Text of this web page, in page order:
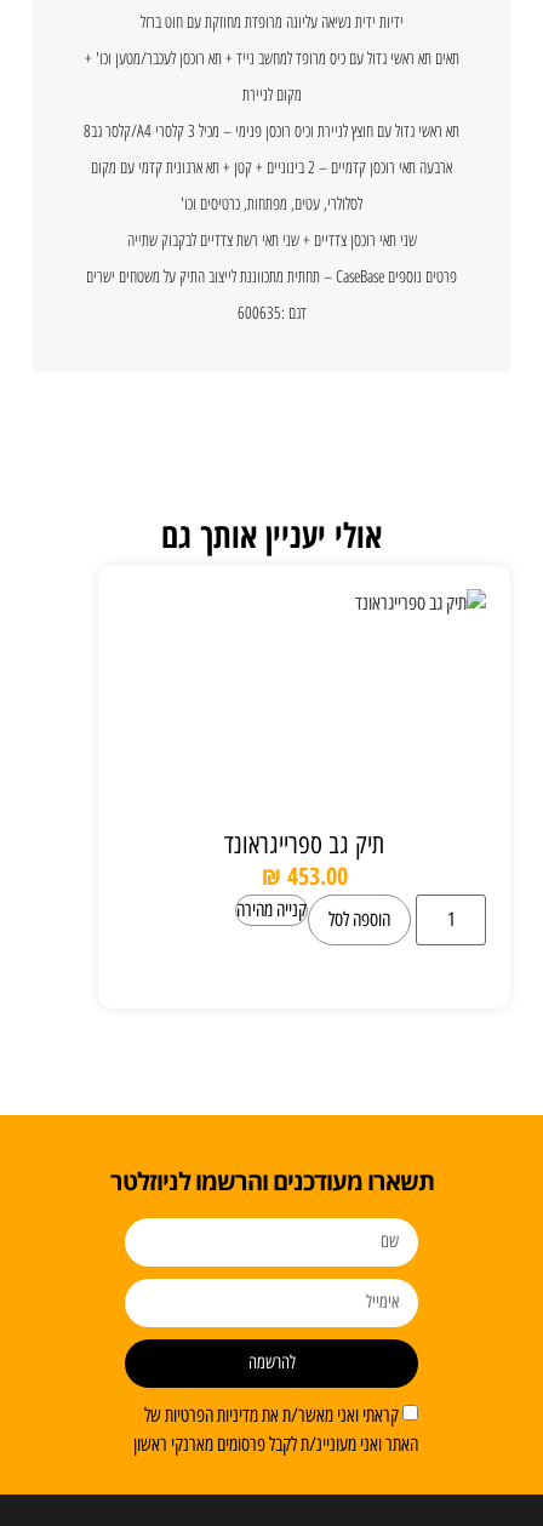
ידיות ידית נשיאה עליונה מרופדת מחוזקת עם חוט ברזל
תאים תא ראשי גדול עם כיס מרופד למחשב נייד + תא רוכסן לעכבר/מטען וכו' +
מקום לניירת
תא ראשי גדול עם חוצץ לניירת וכיס רוכסן פנימי – מכיל 3 קלסרי A4/קלסר גב8
ארבעה תאי רוכסן קדמיים – 2 בינוניים + קטן + תא ארגונית קדמי עם מקום
לסלולרי, עטים, מפתחות, כרטיסים וכו'
שני תאי רוכסן צדדיים + שני תאי רשת צדדיים לבקבוק שתייה
פרטים נוספים CaseBase – תחתית מתכווננת לייצוב התיק על משטחים ישרים
דגם :600635
אולי יעניין אותך גם
תיק גב ספרייגראונד
₪ 453.00
הוספה לסל קנייה מהירה
תשארו מעודכנים והרשמו לניוזלטר
קראתי ואני מאשר/ת את מדיניות הפרטיות של
האתר ואני מעוניינ/ת לקבל פרסומים מארנקי ראשון
להרשמה